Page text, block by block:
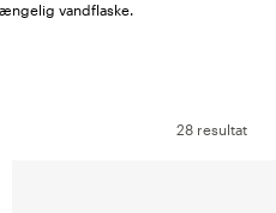
vandflaske.
28 resultat